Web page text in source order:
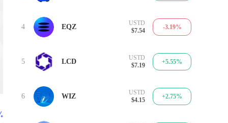
4 EQZ
USTD
$7.54
-3.19%
5 LCD
USTD
$7.19
+5.55%
6 WIZ
USTD
$4.15
+2.75%